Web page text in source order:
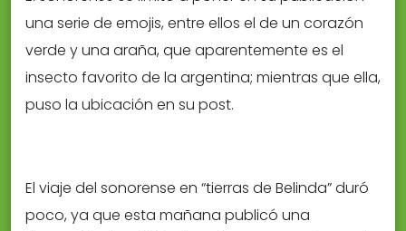
una serie de emojis, entre ellos el de un corazón
verde y una araña, que aparentemente es el
insecto favorito de la argentina; mientras que ella,
puso la ubicación en su post.
El viaje del sonorense en “tierras de Belinda” duró
poco, ya que esta mañana publicó una